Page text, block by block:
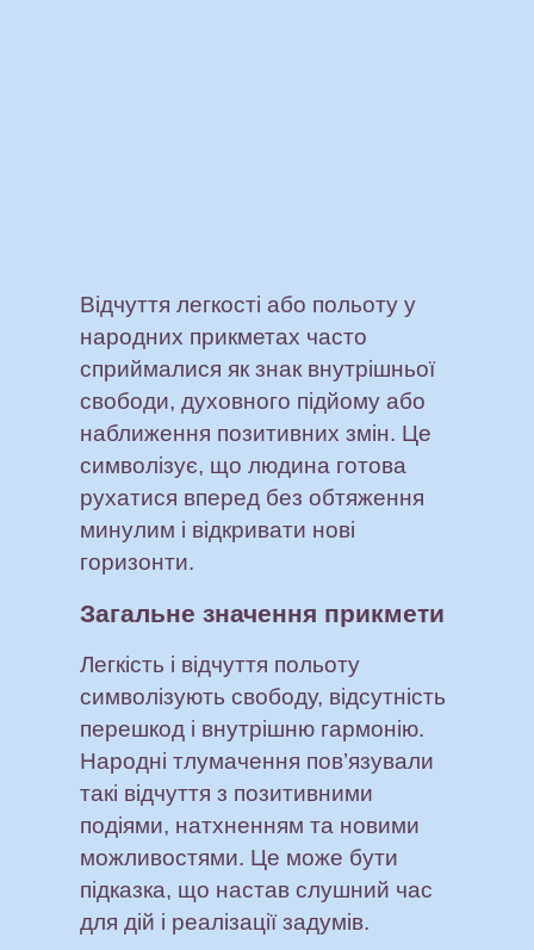
Відчуття легкості або польоту у
народних прикметах часто
сприймалися як знак внутрішньої
свободи, духовного підйому або
наближення позитивних змін. Це
символізує, що людина готова
рухатися вперед без обтяження
минулим і відкривати нові
горизонти.
Загальне значення прикмети
Легкість і відчуття польоту
символізують свободу, відсутність
перешкод і внутрішню гармонію.
Народні тлумачення пов’язували
такі відчуття з позитивними
подіями, натхненням та новими
можливостями. Це може бути
підказка, що настав слушний час
для дій і реалізації задумів.